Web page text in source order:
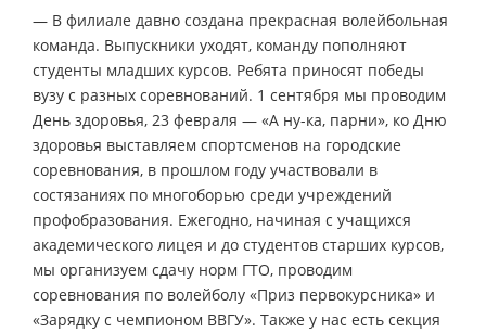
— В филиале давно создана прекрасная волейбольная
команда. Выпускники уходят, команду пополняют
студенты младших курсов. Ребята приносят победы
вузу с разных соревнований. 1 сентября мы проводим
День здоровья, 23 февраля — «А ну-ка, парни», ко Дню
здоровья выставляем спортсменов на городские
соревнования, в прошлом году участвовали в
состязаниях по многоборью среди учреждений
профобразования. Ежегодно, начиная с учащихся
академического лицея и до студентов старших курсов,
мы организуем сдачу норм ГТО, проводим
соревнования по волейболу «Приз первокурсника» и
«Зарядку с чемпионом ВВГУ». Также у нас есть секция